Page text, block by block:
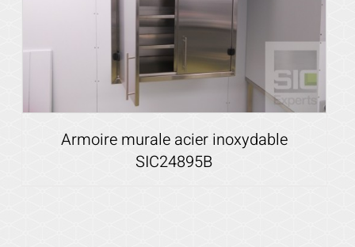
Armoire murale acier inoxydable
SIC24895B